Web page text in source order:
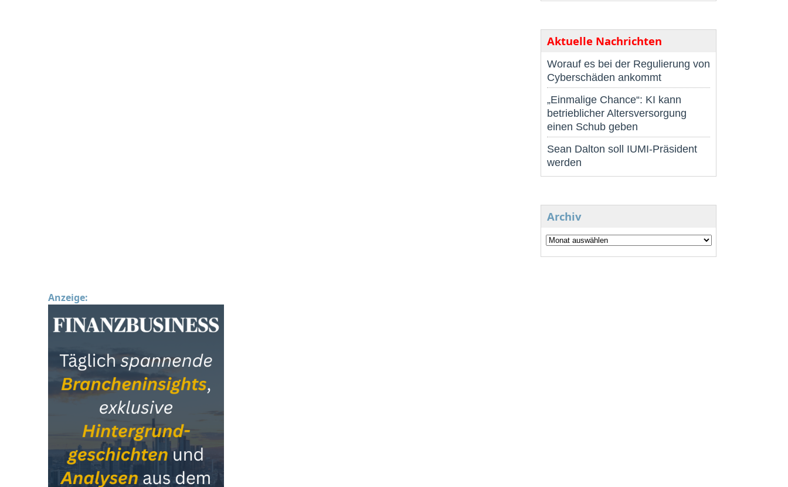
Aktuelle Nachrichten
Worauf es bei der Regulierung von
Cyberschäden ankommt
„Einmalige Chance“: KI kann
betrieblicher Altersversorgung
einen Schub geben
Sean Dalton soll IUMI-Präsident
werden
Archiv
Anzeige: